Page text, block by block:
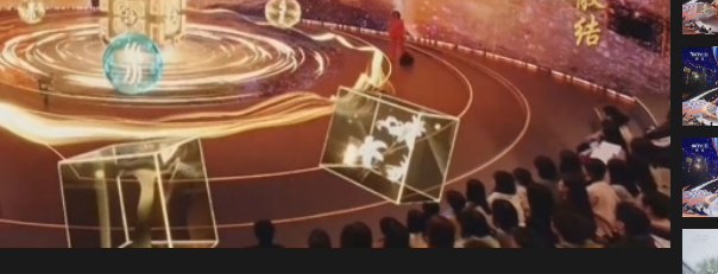
云起 超级工厂 智敬中国 全民健康 颜选攻略 海洋 时尚 天气 才艺
热播榜 总台企业白名单